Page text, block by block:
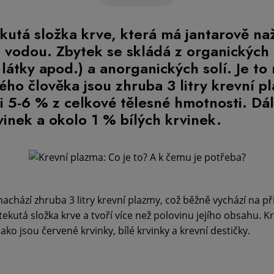
složka krve, která má jantarově
Zbytek se skládá z
apod.) a anorganických solí. Je to
člověka jsou zhruba 3 litry krevní
5-6 % z celkové tělesné hmotnosti.
a okolo 1 % bílých krvinek.
zhruba 3 litry krevní plazmy, což běžně vychází na
složka krve a tvoří více než polovinu jejího obsahu.
jsou červené krvinky, bílé krvinky a krevní destičky.